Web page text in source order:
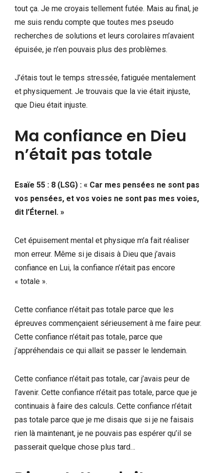
tout ça. Je me croyais tellement futée. Mais au final, je
me suis rendu compte que toutes mes pseudo
recherches de solutions et leurs corolaires m’avaient
épuisée, je n’en pouvais plus des problèmes.
J’étais tout le temps stressée, fatiguée mentalement
et physiquement. Je trouvais que la vie était injuste,
que Dieu était injuste.
Ma confiance en Dieu
n’était pas totale
Esaïe 55 : 8 (LSG) : « Car mes pensées ne sont pas
vos pensées, et vos voies ne sont pas mes voies,
dit l’Éternel. »
Cet épuisement mental et physique m’a fait réaliser
mon erreur. Même si je disais à Dieu que j’avais
confiance en Lui, la confiance n’était pas encore
« totale ».
Cette confiance n’était pas totale parce que les
épreuves commençaient sérieusement à me faire peur.
Cette confiance n’était pas totale, parce que
j’appréhendais ce qui allait se passer le lendemain.
Cette confiance n’était pas totale, car j’avais peur de
l’avenir. Cette confiance n’était pas totale, parce que je
continuais à faire des calculs. Cette confiance n’était
pas totale parce que je me disais que si je ne faisais
rien là maintenant, je ne pouvais pas espérer qu’il se
passerait quelque chose plus tard…